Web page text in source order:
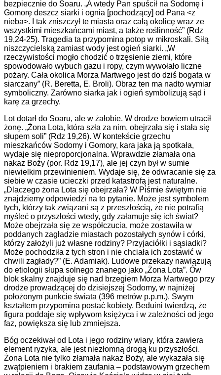
bezpiecznie do Soaru. „A wtedy Pan spuścił na Sodomę i
Gomorę deszcz siarki i ognia [pochodzący] od Pana <z
nieba>. I tak zniszczył te miasta oraz całą okolicę wraz ze
wszystkimi mieszkańcami miast, a także roślinność” (Rdz
19,24-25). Tragedia ta przypomina potop w mikroskali. Siłą
niszczycielską zamiast wody jest ogień siarki. „W
rzeczywistości mogło chodzić o trzęsienie ziemi, które
spowodowało wybuch gazu i ropy, czym wywołało liczne
pożary. Cała okolica Morza Martwego jest do dziś bogata w
siarczany” (R. Beretta, E. Broli). Obraz ten ma nadto wymiar
symboliczny. Zarówno siarka jak i ogień symbolizują sąd i
karę za grzechy.
Lot dotarł do Soaru, ale w żałobie. W drodze bowiem utracił
żonę. „Żona Lota, która szła za nim, obejrzała się i stała się
słupem soli” (Rdz 19,26). W kontekście grzechu
mieszkańców Sodomy i Gomory, kara jaka ją spotkała,
wydaje się nieproporcjonalna. Wprawdzie złamała ona
nakaz Boży (por. Rdz 19,17), ale jej czyn był w sumie
niewielkim przewinieniem. Wydaje się, że odwracanie się za
siebie w czasie ucieczki przed katastrofą jest naturalne.
„Dlaczego żona Lota się obejrzała? W Piśmie świętym nie
znajdziemy odpowiedzi na to pytanie. Może jest symbolem
tych, którzy tak związani są z przeszłością, że nie potrafią
myśleć o przyszłości wtedy, gdy załamuje się ich świat?
Może obejrzała się ze współczucia, może zostawiła w
poddanych zagładzie miastach pozostałych synów i córki,
którzy założyli już własne rodziny? Przyjaciółki i sąsiadki?
Może pochodziła z tych stron i nie chciała ich zostawić w
chwili zagłady?” (E. Adamiak). Ludowe przekazy nawiązują
do etiologii słupa solnego znanego jako „Żona Lota”. Ów
blok skalny znajduje się nad brzegiem Morza Martwego przy
drodze prowadzącej do dzisiejszej Sodomy, w najniżej
położonym punkcie świata (396 metrów p.p.m.). Swym
kształtem przypomina postać kobiety. Beduini twierdzą, że
figura poddaje się wpływom księżyca i w zależności od jego
faz, powiększa się lub zmniejsza.
Bóg oczekiwał od Lota i jego rodziny wiary, która zawiera
element ryzyka, ale jest niezłomną drogą ku przyszłości.
Żona Lota nie tylko złamała nakaz Boży, ale wykazała się
zwątpieniem i brakiem zaufania – podstawowym grzechem